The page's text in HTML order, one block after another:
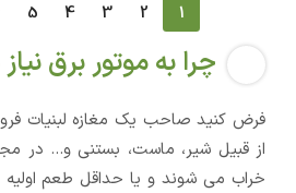
1
2
3
4
5
چرا به موتور برق
فرض کنید صاحب یک مغازه لبنیات
از قبیل شیر، ماست، بستنی و… در
خراب می شوند و یا حداقل طعم